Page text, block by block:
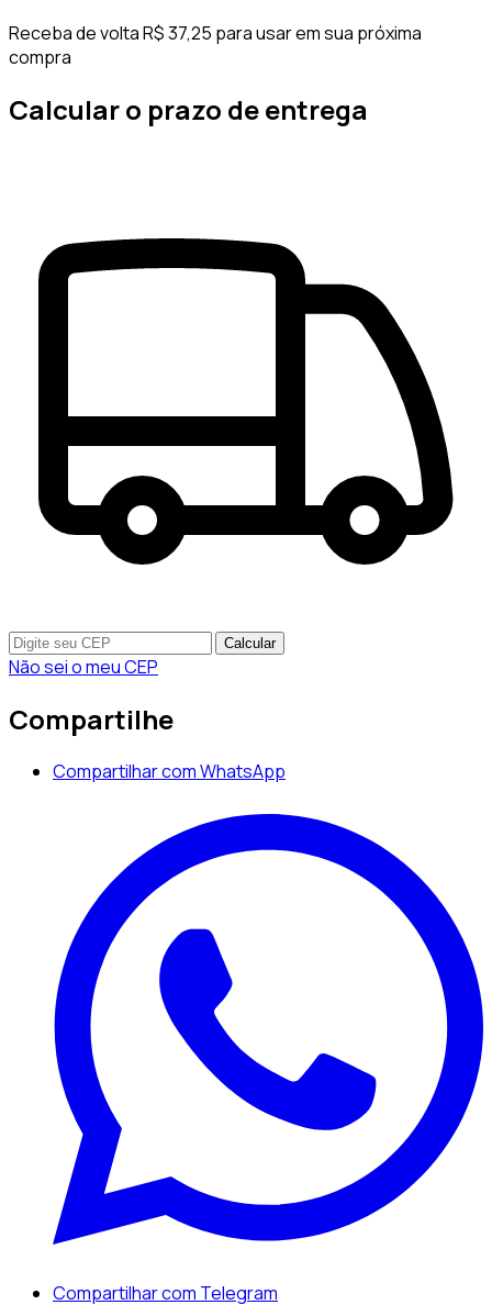
Receba de volta R$ 37,25 para usar em sua próxima
compra
Calcular o prazo de entrega
Calcular
Não sei o meu CEP
Compartilhe
Compartilhar com WhatsApp
Compartilhar com Telegram